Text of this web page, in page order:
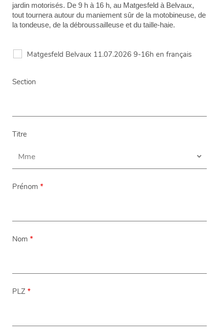
jardin motorisés. De 9 h à 16 h, au Matgesfeld à Belvaux,
tout tournera autour du maniement sûr de la motobineuse, de
la tondeuse, de la débroussailleuse et du taille-haie.
Matgesfeld Belvaux 11.07.2026 9-16h en français
Section
Titre
Prénom *
Nom *
PLZ *